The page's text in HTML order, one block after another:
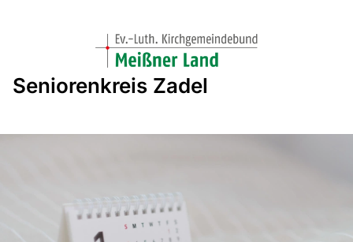
Seniorenkreis Zadel